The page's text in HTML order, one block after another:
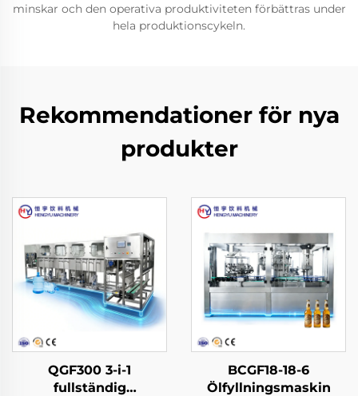
minskar och den operativa produktiviteten förbättras under
hela produktionscykeln.
Rekommendationer för nya
produkter
QGF300 3-i-1
fullständig
BCGF18-18-6
Ölfyllningsmaskin